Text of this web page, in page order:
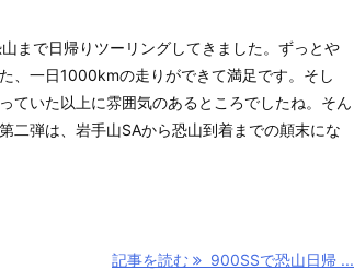
まで日帰りツーリングしてきました。ずっとや
、一日1000kmの走りができて満足です。そし
ていた以上に雰囲気のあるところでしたね。そん
二弾は、岩手山SAから恐山到着までの顛末にな
記事を読む 900SSで恐山日帰 ...